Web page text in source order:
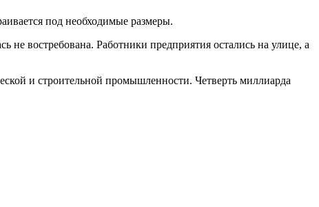
под необходимые размеры.
не востребована. Работники предприятия остались на улице, а
и строительной промышленности. Четверть миллиарда